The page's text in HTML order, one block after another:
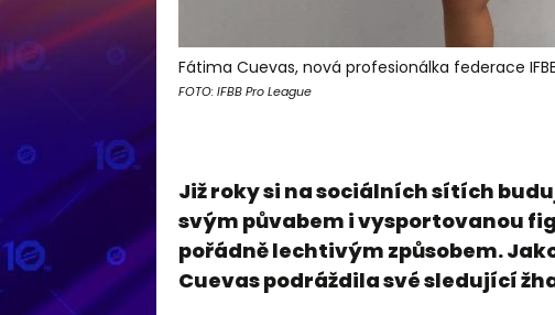
Fátima Cuevas, nová profesionálka federace
FOTO: IFBB Pro League
Již roky si na sociálních sítích
svým půvabem i vysportovanou
pořádně lechtivým způsobem.
Cuevas podráždila své sledující